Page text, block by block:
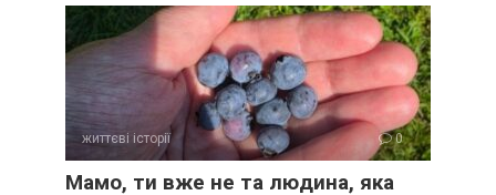
життєві історії 0
Мамо, ти вже не та людина, яка